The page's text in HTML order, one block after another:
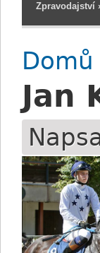
Zpravodajství
Jste zde
Domů
Jan